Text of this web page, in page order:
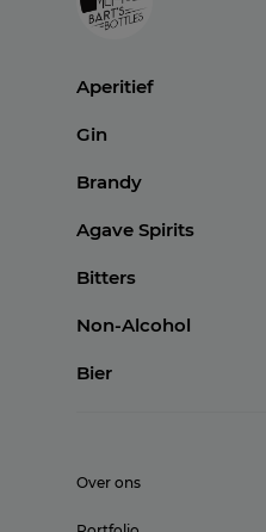
Aperitief
Gin
Brandy
Agave Spirits
Bitters
Non-Alcohol
Bier
Over ons